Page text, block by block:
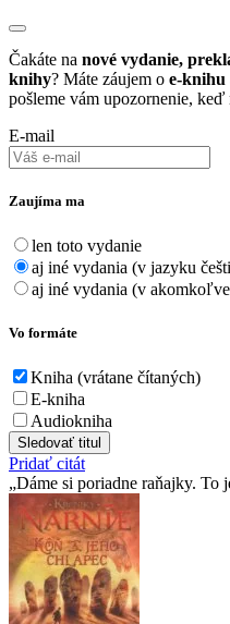
Čakáte na nové vydanie,
knihy? Máte záujem o e-knihu
pošleme vám upozornenie,
E-mail
Zaujíma ma
len toto vydanie
aj iné vydania (v jazyku
aj iné vydania (v
Vo formáte
Kniha (vrátane čítaných)
E-kniha
Audiokniha
Sledovať titul
Pridať citát
Dáme si poriadne raňajky. To